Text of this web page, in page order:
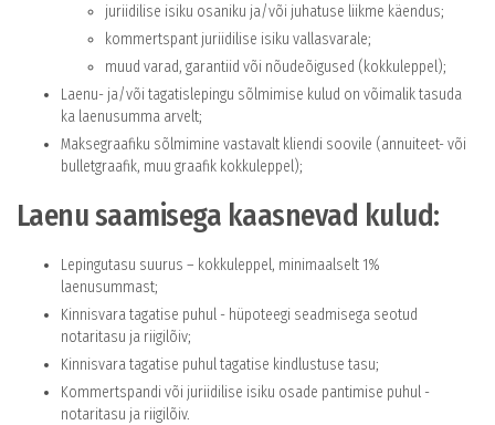
juriidilise isiku osaniku ja/või juhatuse liikme käendus;
kommertspant juriidilise isiku vallasvarale;
muud varad, garantiid või nõudeõigused (kokkuleppel);
Laenu- ja/või tagatislepingu sõlmimise kulud on võimalik tasuda
ka laenusumma arvelt;
Maksegraafiku sõlmimine vastavalt kliendi soovile (annuiteet- või
bulletgraafik, muu graafik kokkuleppel);
Laenu saamisega kaasnevad kulud:
Lepingutasu suurus – kokkuleppel, minimaalselt 1%
laenusummast;
Kinnisvara tagatise puhul - hüpoteegi seadmisega seotud
notaritasu ja riigilõiv;
Kinnisvara tagatise puhul tagatise kindlustuse tasu;
Kommertspandi või juriidilise isiku osade pantimise puhul -
notaritasu ja riigilõiv.